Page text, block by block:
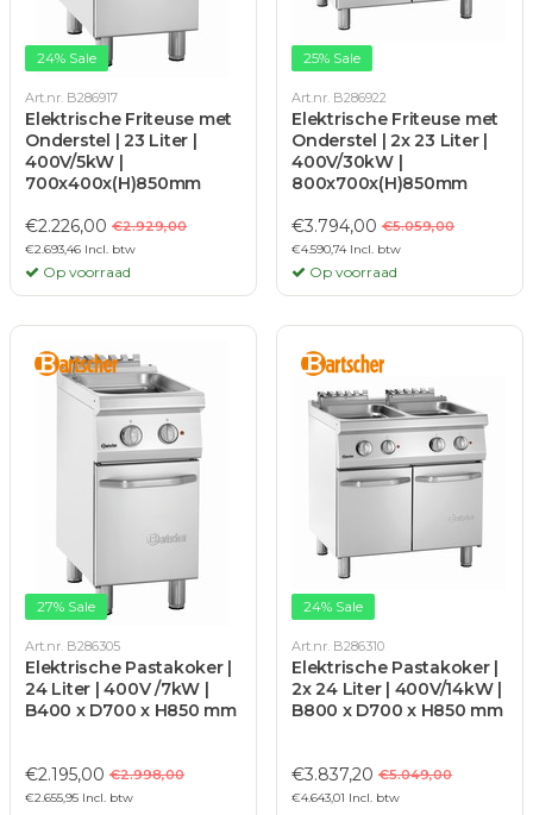
24% Sale
Art.nr. B286917
Elektrische Friteuse met
Onderstel | 23 Liter |
400V/5kW |
700x400x(H)850mm
€2.226,00 €2.929,00
€2.693,46 Incl. btw
Op voorraad
25% Sale
Art.nr. B286922
Elektrische Friteuse met
Onderstel | 2x 23 Liter |
400V/30kW |
800x700x(H)850mm
€3.794,00 €5.059,00
€4.590,74 Incl. btw
Op voorraad
27% Sale
Art.nr. B286305
Elektrische Pastakoker |
24 Liter | 400V /7kW |
B400 x D700 x H850 mm
€2.195,00 €2.998,00
€2.655,95 Incl. btw
24% Sale
Art.nr. B286310
Elektrische Pastakoker |
2x 24 Liter | 400V/14kW |
B800 x D700 x H850 mm
€3.837,20 €5.049,00
€4.643,01 Incl. btw